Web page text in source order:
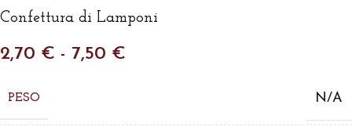
Confettura di Lamponi
2,70 € - 7,50 €
PESO N/A